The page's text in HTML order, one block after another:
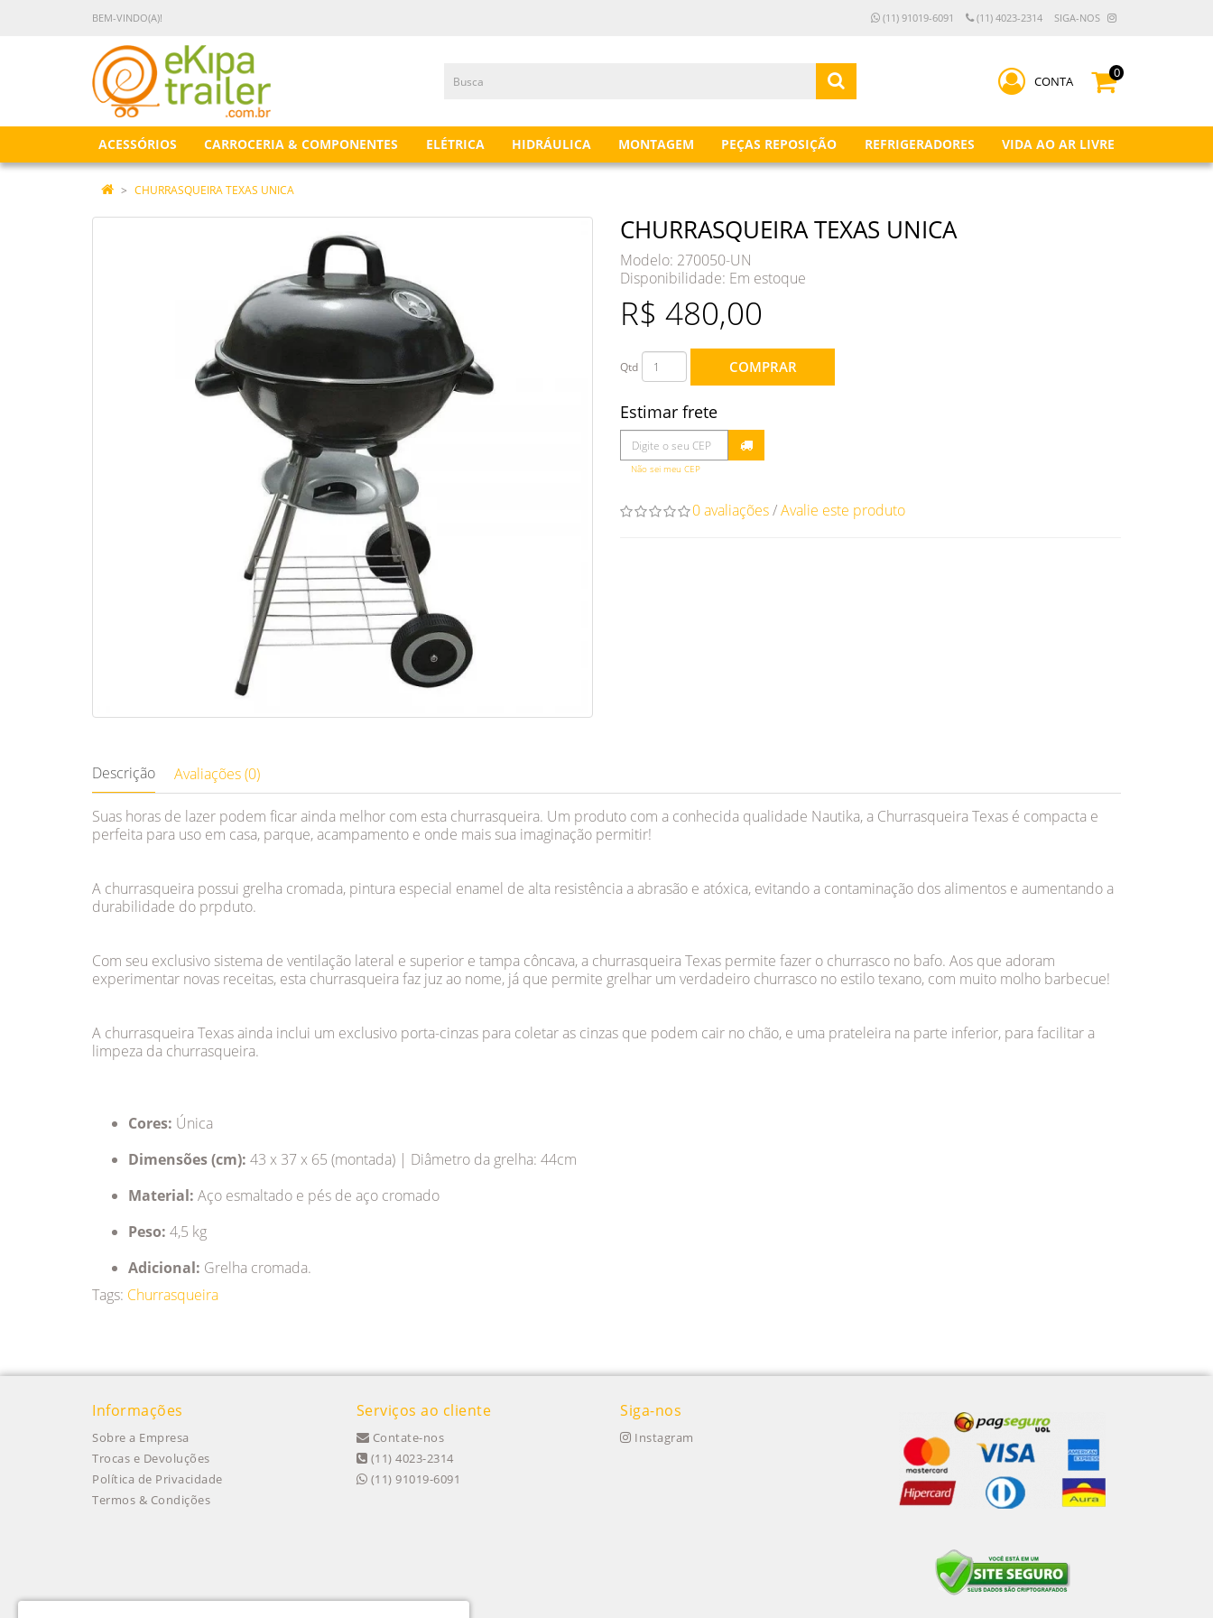
BEM-VINDO(A)! (11) 91019-6091 (11) 4023-2314 SIGA-NOS
CONTA
0
ACESSÓRIOS CARROCERIA & COMPONENTES ELÉTRICA HIDRÁULICA MONTAGEM PEÇAS REPOSIÇÃO REFRIGERADORES VIDA AO AR LIVRE
CHURRASQUEIRA TEXAS UNICA
CHURRASQUEIRA TEXAS UNICA
Modelo: 270050-UN
Disponibilidade: Em estoque
R$ 480,00
Qtd COMPRAR
Estimar frete
Não sei meu CEP
0 avaliações/Avalie este produto
Descrição Avaliações (0)
Suas horas de lazer podem ficar ainda melhor com esta churrasqueira. Um produto com a conhecida qualidade Nautika, a Churrasqueira Texas é compacta e
perfeita para uso em casa, parque, acampamento e onde mais sua imaginação permitir!
A churrasqueira possui grelha cromada, pintura especial enamel de alta resistência a abrasão e atóxica, evitando a contaminação dos alimentos e aumentando a
durabilidade do prpduto.
Com seu exclusivo sistema de ventilação lateral e superior e tampa côncava, a churrasqueira Texas permite fazer o churrasco no bafo. Aos que adoram
experimentar novas receitas, esta churrasqueira faz juz ao nome, já que permite grelhar um verdadeiro churrasco no estilo texano, com muito molho barbecue!
A churrasqueira Texas ainda inclui um exclusivo porta-cinzas para coletar as cinzas que podem cair no chão, e uma prateleira na parte inferior, para facilitar a
limpeza da churrasqueira.
Cores: Única
Dimensões (cm): 43 x 37 x 65 (montada) | Diâmetro da grelha: 44cm
Material: Aço esmaltado e pés de aço cromado
Peso: 4,5 kg
Adicional: Grelha cromada.
Tags: Churrasqueira
Informações
Sobre a Empresa
Trocas e Devoluções
Política de Privacidade
Termos & Condições
Serviços ao cliente
Contate-nos
(11) 4023-2314
(11) 91019-6091
Siga-nos
Instagram